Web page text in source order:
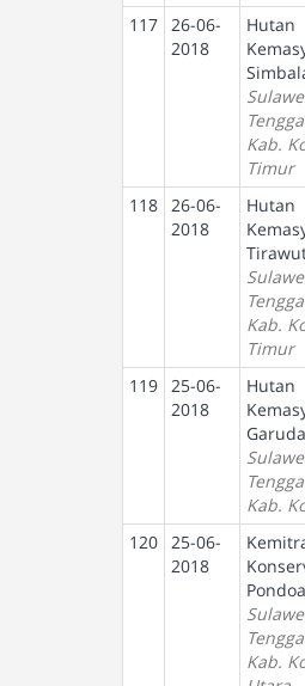
117 26-06-
2018
Hutan
Kab.
Timur
118 26-06-
2018
Hutan
Kab.
Timur
119 25-06-
2018
Hutan
Garuda
Kab.
120 25-06-
2018
Pondoa
Kab.